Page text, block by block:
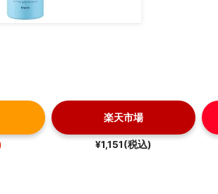
楽天市場
¥1,151(税込)